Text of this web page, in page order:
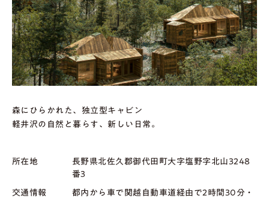
森にひらかれた、独立型キャビン
軽井沢の自然と暮らす、新しい日常。
所在地
長野県北佐久郡御代田町大字塩野字北山3248
番3
交通情報
都内から車で関越自動車道経由で2時間30分・